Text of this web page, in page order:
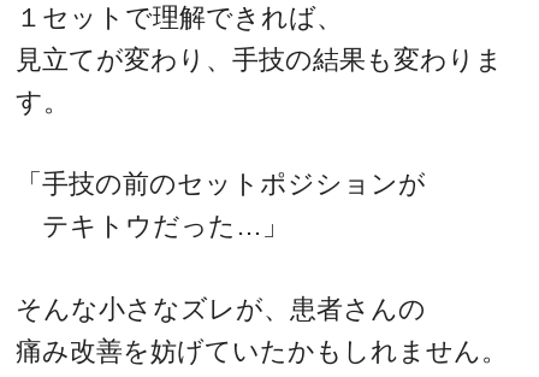
１セットで理解できれば、
見立てが変わり、手技の結果も変わりま
す。
「手技の前のセットポジションが
テキトウだった…」
そんな小さなズレが、患者さんの
痛み改善を妨げていたかもしれません。